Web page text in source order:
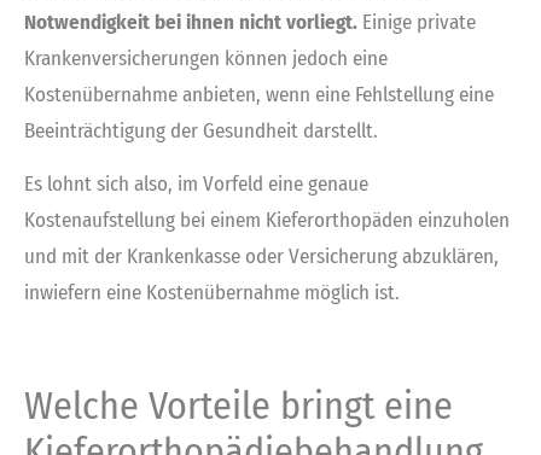
Notwendigkeit bei ihnen nicht vorliegt. Einige private
Krankenversicherungen können jedoch eine
Kostenübernahme anbieten, wenn eine Fehlstellung eine
Beeinträchtigung der Gesundheit darstellt.
Es lohnt sich also, im Vorfeld eine genaue
Kostenaufstellung bei einem Kieferorthopäden einzuholen
und mit der Krankenkasse oder Versicherung abzuklären,
inwiefern eine Kostenübernahme möglich ist.
Welche Vorteile bringt eine